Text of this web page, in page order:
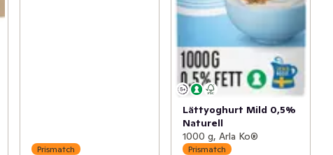
Prismatch
Lättyoghurt Mild 0,5%
Naturell
1000 g, Arla Ko®
Prismatch